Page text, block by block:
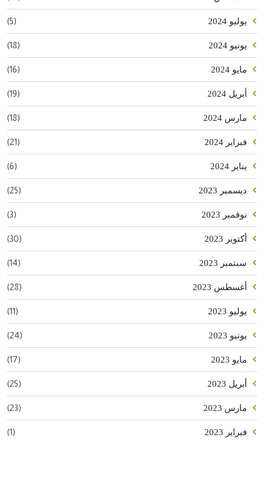
يوليو 2024 (5)
يونيو 2024 (18)
مايو 2024 (16)
أبريل 2024 (19)
مارس 2024 (18)
فبراير 2024 (21)
يناير 2024 (6)
ديسمبر 2023 (25)
نوفمبر 2023 (3)
أكتوبر 2023 (30)
سبتمبر 2023 (14)
أغسطس 2023 (28)
يوليو 2023 (11)
يونيو 2023 (24)
مايو 2023 (17)
أبريل 2023 (25)
مارس 2023 (23)
فبراير 2023 (1)